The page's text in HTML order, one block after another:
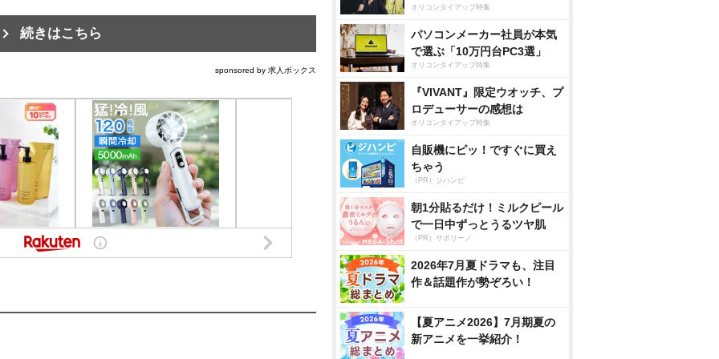
続きはこちら
sponsored by 求人ボックス
オリコンタイアップ特集
パソコンメーカー社員が本気
で選ぶ「10万円台PC3選」
オリコンタイアップ特集
『VIVANT』限定ウオッチ、プ
ロデューサーの感想は
オリコンタイアップ特集
自販機にピッ！ですぐに買え
ちゃう
（PR）ジハンピ
朝1分貼るだけ！ミルクピール
で一日中ずっとうるツヤ肌
（PR）サボリーノ
2026年7月夏ドラマも、注目
作＆話題作が勢ぞろい！
【夏アニメ2026】7月期夏の
新アニメを一挙紹介！